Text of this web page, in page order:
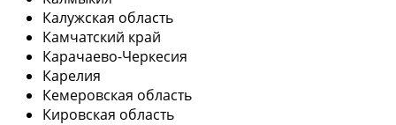
Калужская область
Камчатский край
Карачаево-Черкесия
Карелия
Кемеровская область
Кировская область